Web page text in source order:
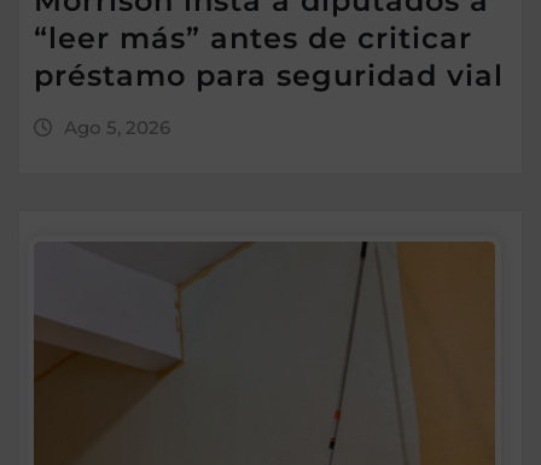
“leer más” antes de criticar
préstamo para seguridad vial
Ago 5, 2026